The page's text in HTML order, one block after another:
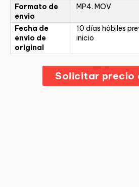
Formato de
envio
MP4. MOV
Fecha de
envio de
original
10 días hábiles
inicio
Solicitar precio